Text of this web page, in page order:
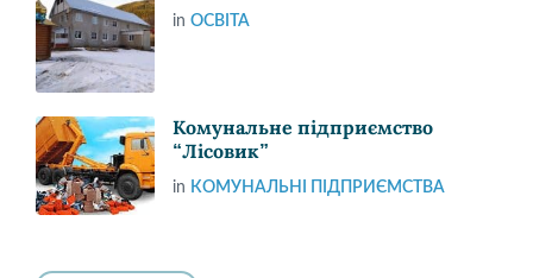
in ОСВІТА
Комунальне підприємство
“Лісовик”
in КОМУНАЛЬНІ ПІДПРИЄМСТВА